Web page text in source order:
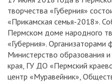
творчества «Губерния»
«Прикамская семья-2018».
Пермском доме народного
«Губерния». Организаторами
Министерство образования
края, ГУ ДО «Пермский
центр «Муравейник»,